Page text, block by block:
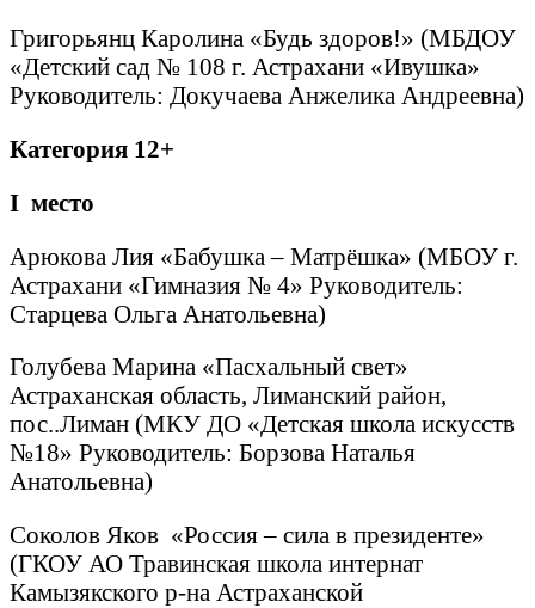
Григорьянц Каролина «Будь здоров!» (МБДОУ
«Детский сад № 108 г. Астрахани «Ивушка»
Руководитель: Докучаева Анжелика Андреевна)
Категория 12+
I место
Арюкова Лия «Бабушка – Матрёшка» (МБОУ г.
Астрахани «Гимназия № 4» Руководитель:
Старцева Ольга Анатольевна)
Голубева Марина «Пасхальный свет»
Астраханская область, Лиманский район,
пос..Лиман (МКУ ДО «Детская школа искусств
№18» Руководитель: Борзова Наталья
Анатольевна)
Соколов Яков «Россия – сила в президенте»
(ГКОУ АО Травинская школа интернат
Камызякского р-на Астраханской